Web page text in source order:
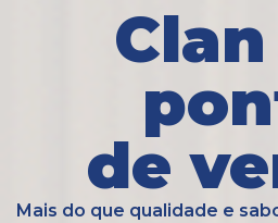
de
Mais do que qualidade e